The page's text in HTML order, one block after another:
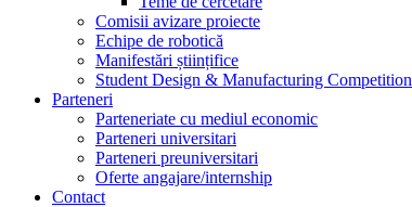
Comisii avizare proiecte
Echipe de robotică
Manifestări științifice
Student Design & Manufacturing Competition
Parteneri
Parteneriate cu mediul economic
Parteneri universitari
Parteneri preuniversitari
Oferte angajare/internship
Contact